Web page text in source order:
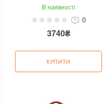
В наявності
0
3740₴
КУПИТИ